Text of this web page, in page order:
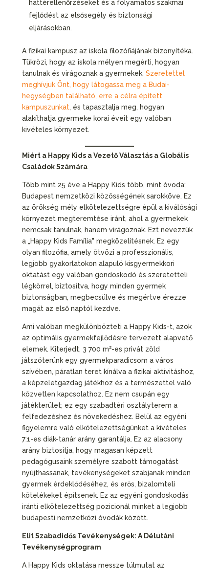
háttérellenőrzéseket és a folyamatos szakmai
fejlődést az elsősegély és biztonsági
eljárásokban.
A fizikai kampusz az iskola filozófiájának bizonyítéka.
Tükrözi, hogy az iskola mélyen megérti, hogyan
tanulnak és virágoznak a gyermekek. Szeretettel
meghívjuk Önt, hogy látogassa meg a Budai-
hegységben található, erre a célra épített
kampuszunkat, és tapasztalja meg, hogyan
alakíthatja gyermeke korai éveit egy valóban
kivételes környezet.
Miért a Happy Kids a Vezető Választás a Globális
Családok Számára
Több mint 25 éve a Happy Kids több, mint óvoda;
Budapest nemzetközi közösségének sarokköve. Ez
az örökség mély elkötelezettségre épül a kiválósági
környezet megteremtése iránt, ahol a gyermekek
nemcsak tanulnak, hanem virágoznak. Ezt nevezzük
a „Happy Kids Família" megközelítésnek. Ez egy
olyan filozófia, amely ötvözi a professzionális,
legjobb gyakorlatokon alapuló kisgyermekkori
oktatást egy valóban gondoskodó és szeretetteli
légkörrel, biztosítva, hogy minden gyermek
biztonságban, megbecsülve és megértve érezze
magát az első naptól kezdve.
Ami valóban megkülönbözteti a Happy Kids-t, azok
az optimális gyermekfejlődésre tervezett alapvető
elemek. Kiterjedt, 3 700 m²-es privát zöld
játszóterünk egy gyermekparadicsom a város
szívében, páratlan teret kínálva a fizikai aktivitáshoz,
a képzeletgazdag játékhoz és a természettel való
közvetlen kapcsolathoz. Ez nem csupán egy
játékterület; ez egy szabadtéri osztályterem a
felfedezéshez és növekedéshez. Belül az egyéni
figyelemre való elkötelezettségünket a kivételes
7:1-es diák-tanár arány garantálja. Ez az alacsony
arány biztosítja, hogy magasan képzett
pedagógusaink személyre szabott támogatást
nyújthassanak, tevékenységeket szabjanak minden
gyermek érdeklődéséhez, és erős, bizalomteli
kötelékeket építsenek. Ez az egyéni gondoskodás
iránti elkötelezettség pozicionál minket a legjobb
budapesti nemzetközi óvodák között.
Elit Szabadidős Tevékenységek: A Délutáni
Tevékenységprogram
A Happy Kids oktatása messze túlmutat az